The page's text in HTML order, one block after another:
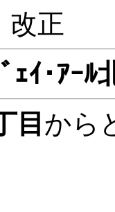
改正
ｪｲ･ｱｰﾙ
目 から